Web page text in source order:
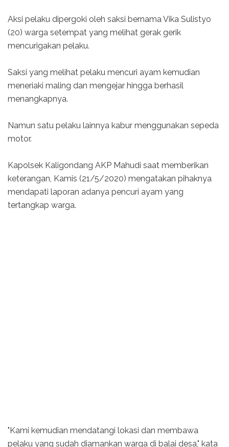
Aksi pelaku dipergoki oleh saksi bernama Vika Sulistyo
(20) warga setempat yang melihat gerak gerik
mencurigakan pelaku.
Saksi yang melihat pelaku mencuri ayam kemudian
meneriaki maling dan mengejar hingga berhasil
menangkapnya.
Namun satu pelaku lainnya kabur menggunakan sepeda
motor.
Kapolsek Kaligondang AKP Mahudi saat memberikan
keterangan, Kamis (21/5/2020) mengatakan pihaknya
mendapati laporan adanya pencuri ayam yang
tertangkap warga.
"Kami kemudian mendatangi lokasi dan membawa
pelaku yang sudah diamankan warga di balai desa," kata